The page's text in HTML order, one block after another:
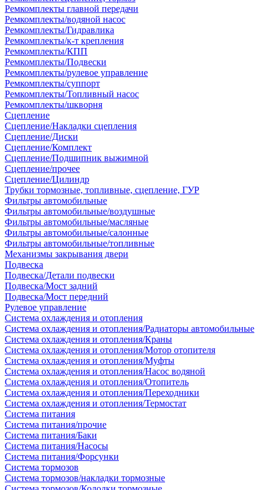
Ремкомплекты главной передачи
Ремкомплекты/водяной насос
Ремкомплекты/Гидравлика
Ремкомплекты/к-т крепления
Ремкомплекты/КПП
Ремкомплекты/Подвески
Ремкомплекты/рулевое управление
Ремкомплекты/суппорт
Ремкомплекты/Топливный насос
Ремкомплекты/шкворня
Сцепление
Сцепление/Накладки сцепления
Сцепление/Диски
Сцепление/Комплект
Сцепление/Подшипник выжимной
Сцепление/прочее
Сцепление/Цилиндр
Трубки тормозные, топливные, сцепление, ГУР
Фильтры автомобильные
Фильтры автомобильные/воздушные
Фильтры автомобильные/масляные
Фильтры автомобильные/салонные
Фильтры автомобильные/топливные
Механизмы закрывания двери
Подвеска
Подвеска/Детали подвески
Подвеска/Мост задний
Подвеска/Мост передний
Рулевое управление
Система охлаждения и отопления
Система охлаждения и отопления/Радиаторы автомобильные
Система охлаждения и отопления/Краны
Система охлаждения и отопления/Мотор отопителя
Система охлаждения и отопления/Муфты
Система охлаждения и отопления/Насос водяной
Система охлаждения и отопления/Отопитель
Система охлаждения и отопления/Переходники
Система охлаждения и отопления/Термостат
Система питания
Система питания/прочие
Система питания/Баки
Система питания/Насосы
Система питания/Форсунки
Система тормозов
Система тормозов/накладки тормозные